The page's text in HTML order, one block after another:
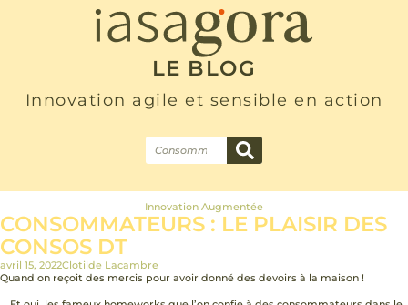
LE BLOG
Innovation agile et sensible en action
Innovation Augmentée
CONSOMMATEURS : LE PLAISIR DES
CONSOS DT
avril 15, 2022Clotilde Lacambre
Quand on reçoit des mercis pour avoir donné des devoirs à la maison !